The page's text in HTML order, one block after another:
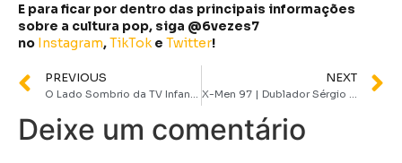
E para ficar por dentro das principais informações
sobre a cultura pop, siga @6vezes7
no Instagram,TikToke Twitter!
PREVIOUS
O Lado Sombrio da TV Infantil | Conheça o documentário que vai mostrar os bastidores da Nickelodeon
NEXT
X-Men 97 | Dublador Sérgio Cantú, voz de Sheldon e Andrew Garfield, assume papel de Noturno na nova série
Deixe um comentário